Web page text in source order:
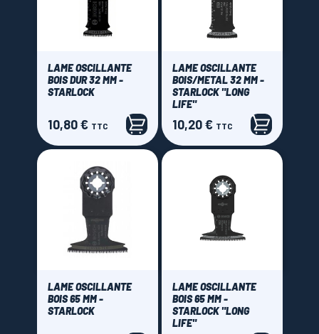
CMT Orange tools
0,00 € - 90,00 €
LAME OSCILLANTE
BOIS DUR 32 MM -
STARLOCK
Prix
10,80 € TTC
LAME OSCILLANTE
BOIS/METAL 32 MM -
STARLOCK "LONG
LIFE"
Prix
10,20 € TTC
LAME OSCILLANTE
BOIS 65 MM -
STARLOCK
LAME OSCILLANTE
BOIS 65 MM -
STARLOCK "LONG
LIFE"